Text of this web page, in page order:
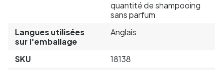
quantité de shampooing
sans parfum
Langues utilisées
sur l'emballage
Anglais
SKU
18138